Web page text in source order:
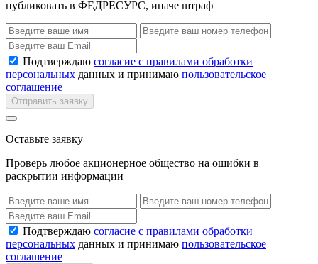
публиковать в ФЕДРЕСУРС, иначе штраф
Подтверждаю согласие с правилами обработки
персональных данных и принимаю пользовательское
соглашение
Отправить заявку
Оставьте заявку
Проверь любое акционерное общество на ошибки в
раскрытии информации
Подтверждаю согласие с правилами обработки
персональных данных и принимаю пользовательское
соглашение